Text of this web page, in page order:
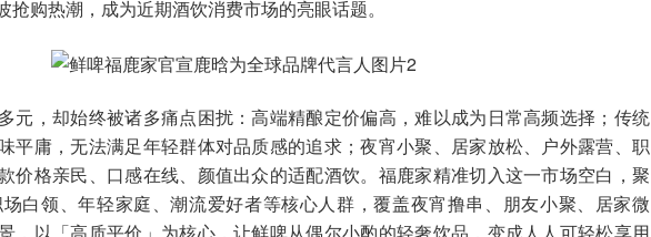
购热潮，成为近期酒饮消费市场的亮眼话题。
元，却始终被诸多痛点困扰：高端精酿定价偏高，难以成为日常高频选择；传统
平庸，无法满足年轻群体对品质感的追求；夜宵小聚、居家放松、户外露营、职
价格亲民、口感在线、颜值出众的适配酒饮。福鹿家精准切入这一市场空白，聚
白领、年轻家庭、潮流爱好者等核心人群，覆盖夜宵撸串、朋友小聚、居家微
，以「高质平价」为核心，让鲜啤从偶尔小酌的轻奢饮品，变成人人可轻松享用